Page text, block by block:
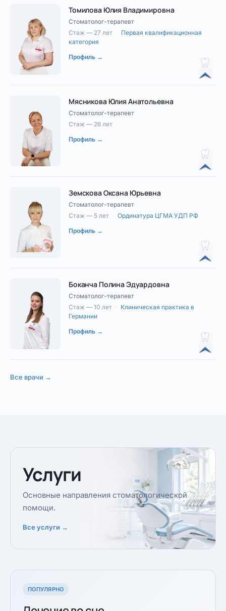
Томилова Юлия Владимировна
Стоматолог-терапевт
Стаж — 27 лет · Первая квалификационная
категория
Профиль →
Мясникова Юлия Анатольевна
Стоматолог-терапевт
Стаж — 26 лет
Профиль →
Земскова Оксана Юрьевна
Стоматолог-терапевт
Стаж — 5 лет · Ординатура ЦГМА УДП РФ
Профиль →
Боканча Полина Эдуардовна
Стоматолог-терапевт
Стаж — 10 лет · Клиническая практика в
Германии
Профиль →
Все врачи →
Услуги
Основные направления стоматологической
помощи.
Все услуги →
ПОПУЛЯРНО